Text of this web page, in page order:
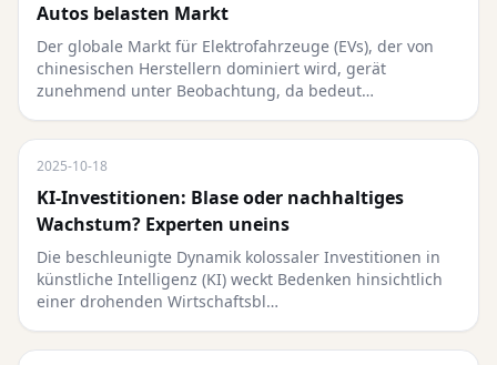
Autos belasten Markt
Der globale Markt für Elektrofahrzeuge (EVs), der von
chinesischen Herstellern dominiert wird, gerät
zunehmend unter Beobachtung, da bedeut…
2025-10-18
KI-Investitionen: Blase oder nachhaltiges
Wachstum? Experten uneins
Die beschleunigte Dynamik kolossaler Investitionen in
künstliche Intelligenz (KI) weckt Bedenken hinsichtlich
einer drohenden Wirtschaftsbl…